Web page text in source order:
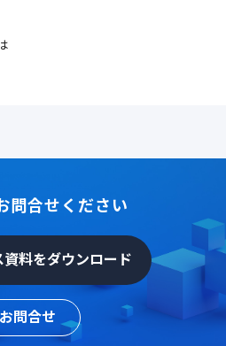
問合せください
資料をダウンロード
お問合せ